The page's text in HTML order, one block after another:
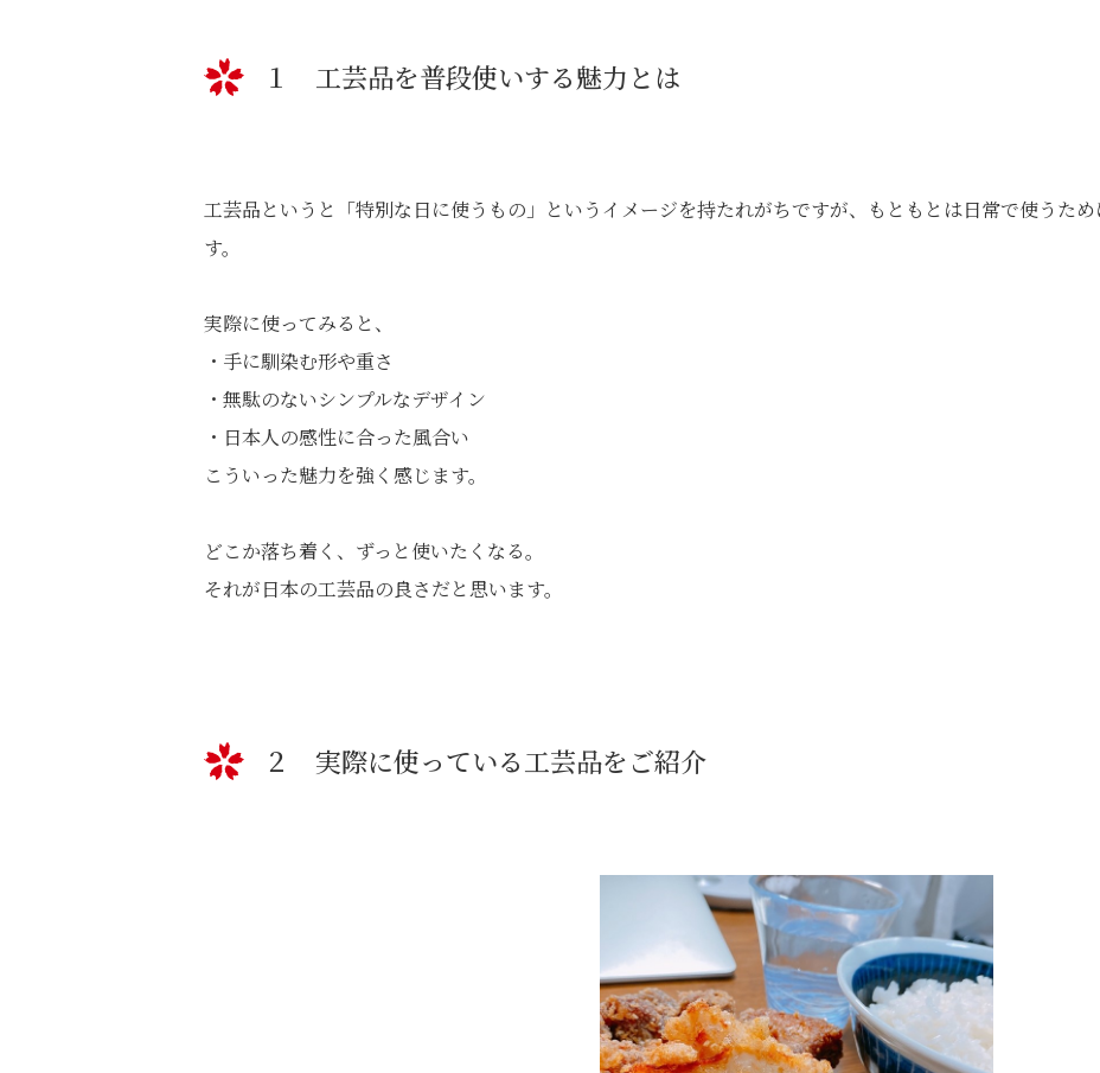
１ 工芸品を普段使いする魅力とは
工芸品というと「特別な日に使うもの」というイメージを持たれがちですが、もともとは日常で使うた
す。
実際に使ってみると、
・手に馴染む形や重さ
・無駄のないシンプルなデザイン
・日本人の感性に合った風合い
こういった魅力を強く感じます。
どこか落ち着く、ずっと使いたくなる。
それが日本の工芸品の良さだと思います。
２ 実際に使っている工芸品をご紹介